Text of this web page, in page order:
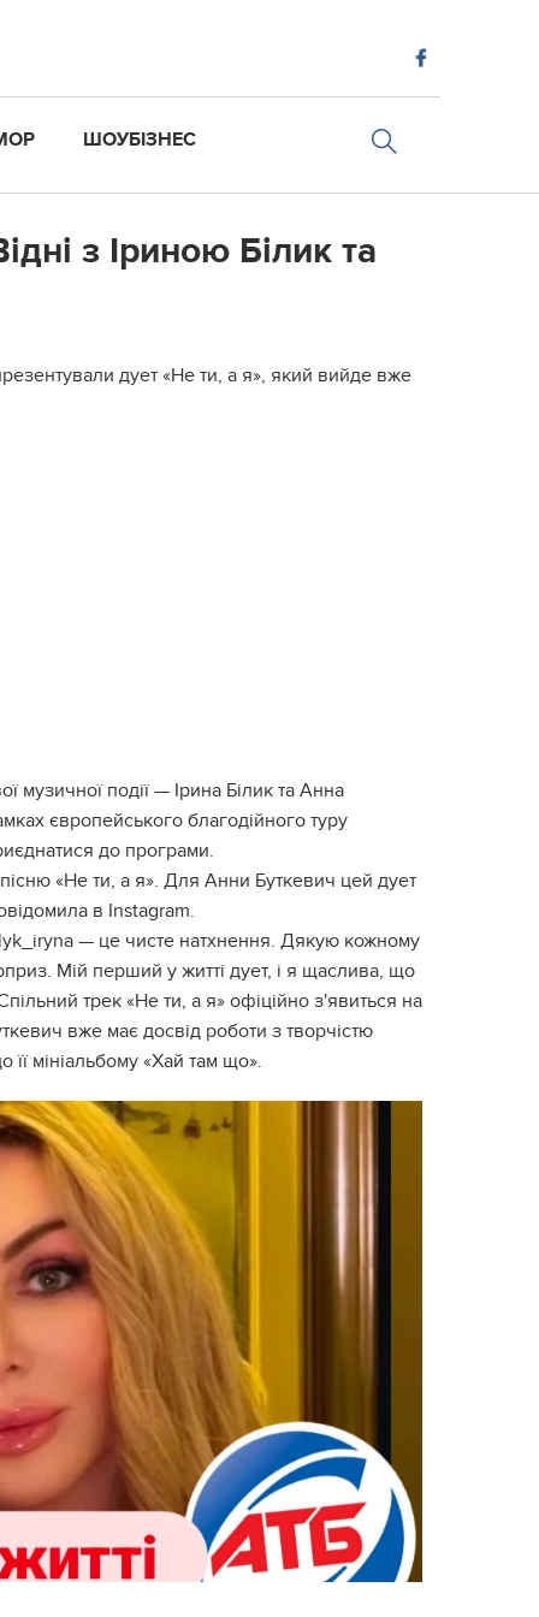
ШОУБІЗНЕС
з Іриною Білик та
дует «Не ти, а я», який вийде вже
музичної події — Ірина Білик та Анна
європейського благодійного туру
до програми.
«Не ти, а я». Для Анни Буткевич цей дует
в Instagram.
— це чисте натхнення. Дякую кожному
Мій перший у житті дует, і я щаслива, що
трек «Не ти, а я» офіційно з'явиться на
вже має досвід роботи з творчістю
її мініальбому «Хай там що».